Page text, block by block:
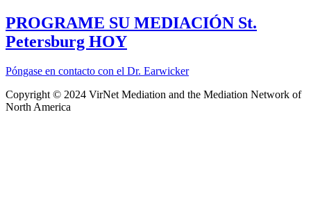
PROGRAME SU MEDIACIÓN St.
Petersburg HOY
Póngase en contacto con el Dr. Earwicker
Copyright © 2024 VirNet Mediation and the Mediation Network of
North America